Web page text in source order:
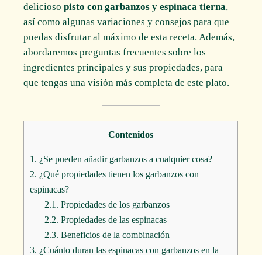
deliciosopisto con garbanzos y espinaca tierna,
así como algunas variaciones y consejos para que
puedas disfrutar al máximo de esta receta. Además,
abordaremos preguntas frecuentes sobre los
ingredientes principales y sus propiedades, para
que tengas una visión más completa de este plato.
Contenidos
1. ¿Se pueden añadir garbanzos a cualquier cosa?
2. ¿Qué propiedades tienen los garbanzos con
espinacas?
2.1. Propiedades de los garbanzos
2.2. Propiedades de las espinacas
2.3. Beneficios de la combinación
3. ¿Cuánto duran las espinacas con garbanzos en la